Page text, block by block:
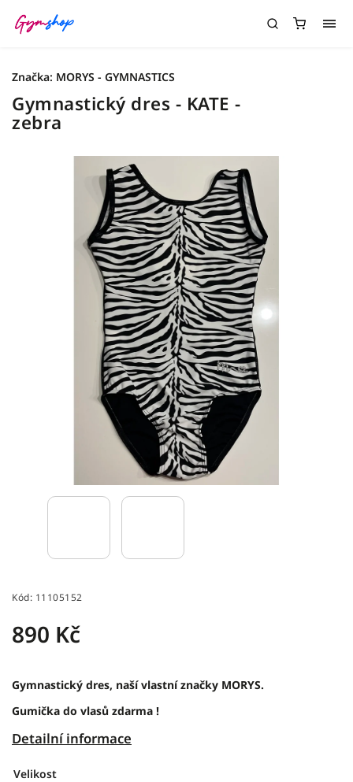
Gymnastický dres - KATE -
zebra
Kód: 11105152
890 Kč
Gymnastický dres, naší vlastní značky MORYS.
Gumička do vlasů zdarma !
Detailní informace
Značka: MORYS - GYMNASTICS
Velikost